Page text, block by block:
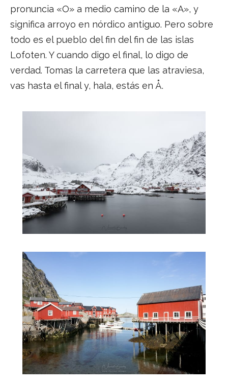
pronuncia «O» a medio camino de la «A», y
significa arroyo en nórdico antiguo. Pero sobre
todo es el pueblo del fin del fin de las islas
Lofoten. Y cuando digo el final, lo digo de
verdad. Tomas la carretera que las atraviesa,
vas hasta el final y, hala, estás en Å.